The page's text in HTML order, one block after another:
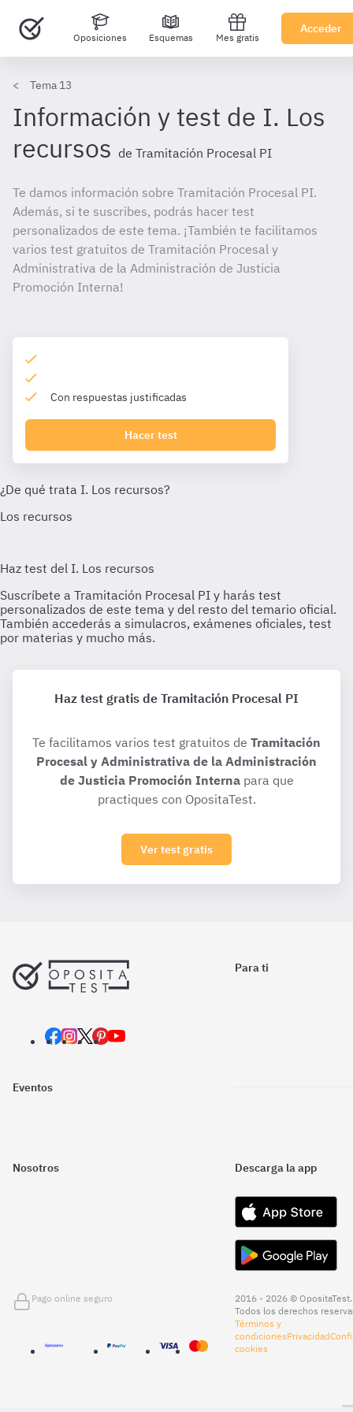
Oposiciones Esquemas Mes gratis
Acceder
Tema 13
Información y test de I. Los
recursos de Tramitación Procesal PI
Te damos información sobre Tramitación Procesal PI.
Además, si te suscribes, podrás hacer test
personalizados de este tema. ¡También te facilitamos
varios test gratuitos de Tramitación Procesal y
Administrativa de la Administración de Justicia
Promoción Interna!
Con respuestas justificadas
Hacer test
Haz test gratis de Tramitación Procesal PI
Te facilitamos varios test gratuitos de Tramitación
Procesal y Administrativa de la Administración
de Justicia Promoción Internapara que
practiques con OpositaTest.
Ver test gratis
Para ti
Eventos
Nosotros Descarga la app
Pago online seguro
2016 - 2026 © OpositaTest.
Todos los derechos
Términos y
condicionesPrivacidad
cookies